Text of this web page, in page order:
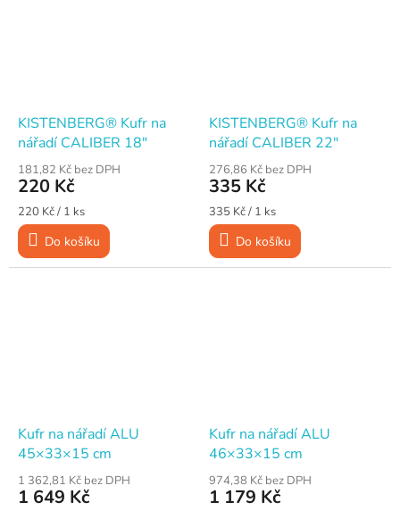
KISTENBERG® Kufr na
nářadí CALIBER 18"
181,82 Kč bez DPH
220 Kč
Měrná
cena:
220 Kč / 1 ks
Do košíku
KISTENBERG® Kufr na
nářadí CALIBER 22"
276,86 Kč bez DPH
335 Kč
Měrná
cena:
335 Kč / 1 ks
Do košíku
Kufr na nářadí ALU
45×33×15 cm
1 362,81 Kč bez DPH
1 649 Kč
Kufr na nářadí ALU
46×33×15 cm
974,38 Kč bez DPH
1 179 Kč